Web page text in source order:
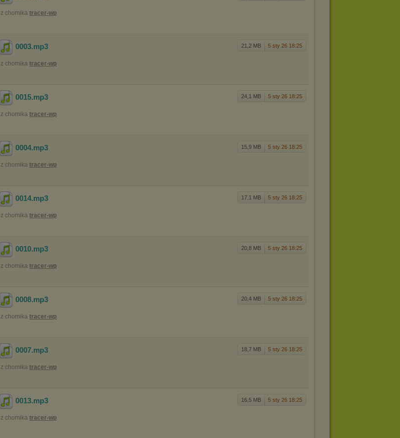
z chomika tracer-wp
21,2 MB 5 sty 26 18:25
0003.mp3
z chomika tracer-wp
24,1 MB 5 sty 26 18:25
0015.mp3
z chomika tracer-wp
15,9 MB 5 sty 26 18:25
0004.mp3
z chomika tracer-wp
17,1 MB 5 sty 26 18:25
0014.mp3
z chomika tracer-wp
20,8 MB 5 sty 26 18:25
0010.mp3
z chomika tracer-wp
20,4 MB 5 sty 26 18:25
0008.mp3
z chomika tracer-wp
18,7 MB 5 sty 26 18:25
0007.mp3
z chomika tracer-wp
16,5 MB 5 sty 26 18:25
0013.mp3
z chomika tracer-wp